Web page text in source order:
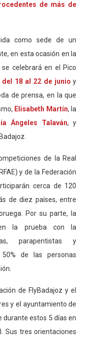
de más de
como sede de un
en esta ocasión en la
celebrará en el Pico
del 18 al 22 de junio y
de prensa, en la que
Elisabeth Martín, la
ía Ángeles Talaván, y
de la Real
y de la Federación
cerca de 120
de diez países, entre
Por su parte, la
en la prueba con la
parapentistas y
de las personas
de FlyBadajoz y el
y el ayuntamiento de
durante estos 5 días en
Sus tres orientaciones